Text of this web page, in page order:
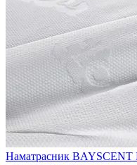
Наматрасник